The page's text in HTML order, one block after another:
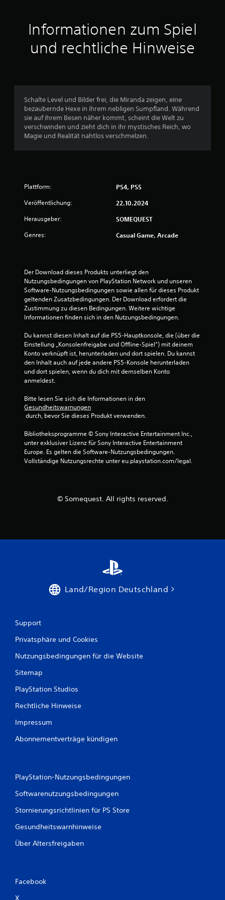
B
w
e
r
Informationen zum Spiel
und rechtliche Hinweise
Schalte Level und Bilder frei, die Miranda zeigen, eine
bezaubernde Hexe in ihrem nebligen Sumpfland. Während
sie auf ihrem Besen näher kommt, scheint die Welt zu
verschwinden und zieht dich in ihr mystisches Reich, wo
Magie und Realität nahtlos verschmelzen.
Plattform: PS4, PS5
Veröffentlichung: 22.10.2024
Herausgeber: SOMEQUEST
Genres: Casual Game, Arcade
Der Download dieses Produkts unterliegt den
Nutzungsbedingungen von PlayStation Network und unseren
Software-Nutzungsbedingungen sowie allen für dieses Produkt
geltenden Zusatzbedingungen. Der Download erfordert die
Zustimmung zu diesen Bedingungen. Weitere wichtige
Informationen finden sich in den Nutzungsbedingungen.
Du kannst diesen Inhalt auf die PS5-Hauptkonsole, die (über die
Einstellung „Konsolenfreigabe und Offline-Spiel“) mit deinem
Konto verknüpft ist, herunterladen und dort spielen. Du kannst
den Inhalt auch auf jede andere PS5-Konsole herunterladen
und dort spielen, wenn du dich mit demselben Konto
anmeldest.
Bitte lesen Sie sich die Informationen in den
Gesundheitswarnungen
durch, bevor Sie dieses Produkt verwenden.
Bibliotheksprogramme © Sony Interactive Entertainment Inc.,
unter exklusiver Lizenz für Sony Interactive Entertainment
Europe. Es gelten die Software-Nutzungsbedingungen.
Vollständige Nutzungsrechte unter eu.playstation.com/legal.
© Somequest. All rights reserved.
Land/Region Deutschland
Support
Privatsphäre und Cookies
Nutzungsbedingungen für die Website
Sitemap
PlayStation Studios
Rechtliche Hinweise
Impressum
Abonnementverträge kündigen
PlayStation-Nutzungsbedingungen
Softwarenutzungsbedingungen
Stornierungsrichtlinien für PS Store
Gesundheitswarnhinweise
Über Altersfreigaben
Facebook
X